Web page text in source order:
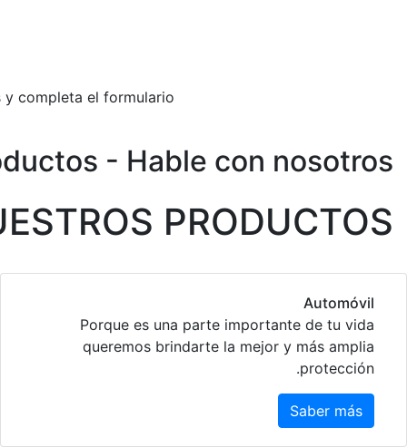
completa el formulario.
- Hable con nosotros
PRODUCTOS
Automóvil
Porque es una parte importante de tu vida
queremos brindarte la mejor y más amplia
protección.
Saber más